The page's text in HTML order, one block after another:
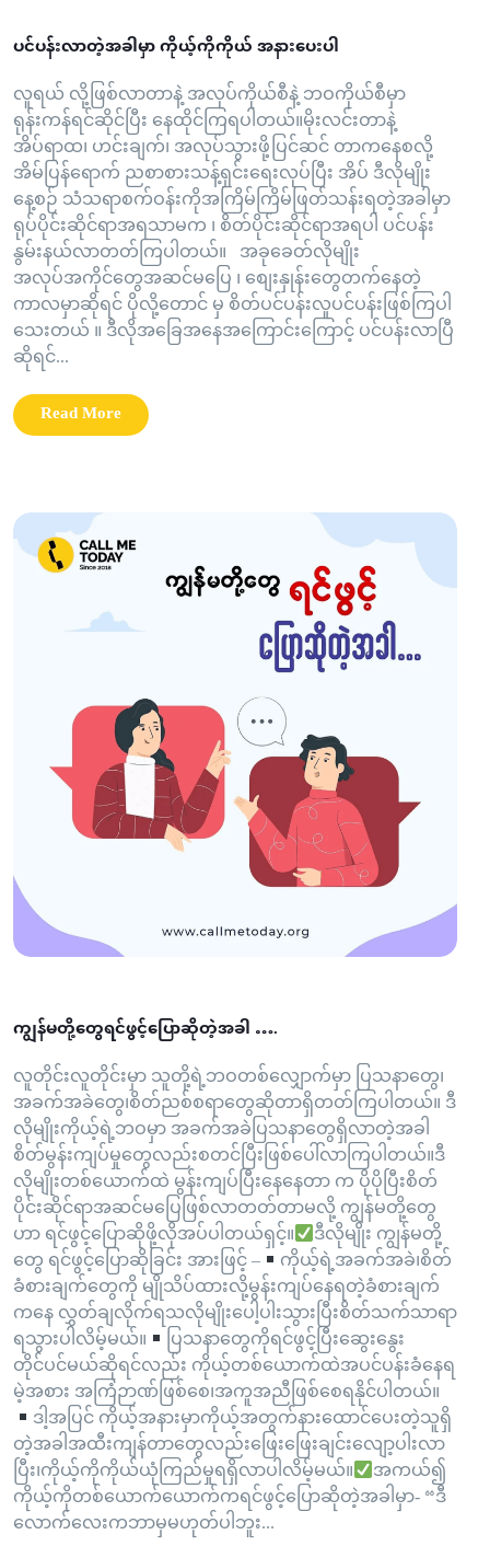
ပင်ပန်းလာတဲ့အခါမှာ ကိုယ့်ကိုကိုယ် အနားပေးပါ
လူရယ် လို့ဖြစ်လာတာနဲ့ အလုပ်ကိုယ်စီနဲ့ ဘဝကိုယ်စီမှာ
ရုန်းကန်ရင်ဆိုင်ပြီး နေထိုင်ကြရပါတယ်။မိုးလင်းတာနဲ့
အိပ်ရာထ၊ ဟင်းချက်၊ အလုပ်သွားဖို့ပြင်ဆင် တာကနေစလို့
အိမ်ပြန်ရောက် ညစာစားသန့်ရှင်းရေးလုပ်ပြီး အိပ် ဒီလိုမျိုး
နေ့စဉ် သံသရာစက်ဝန်းကိုအကြိမ်ကြိမ်ဖြတ်သန်းရတဲ့အခါမှာ
ရုပ်ပိုင်းဆိုင်ရာအရသာမက ၊ စိတ်ပိုင်းဆိုင်ရာအရပါ ပင်ပန်း
နွမ်းနယ်လာတတ်ကြပါတယ်။ အခုခေတ်လိုမျိုး
အလုပ်အကိုင်တွေအဆင်မပြေ ၊ စျေးနှုန်းတွေတက်နေတဲ့
ကာလမှာဆိုရင် ပိုလို့တောင် မှ စိတ်ပင်ပန်းလူပင်ပန်းဖြစ်ကြပါ
သေးတယ် ။ ဒီလိုအခြေအနေအကြောင်းကြောင့် ပင်ပန်းလာပြီ
ဆိုရင်...
Read More
ကျွန်မတို့တွေရင်ဖွင့်ပြောဆိုတဲ့အခါ ….
လူတိုင်းလူတိုင်းမှာ သူတို့ရဲ့ဘဝတစ်လျှောက်မှာ ပြသနာတွေ၊
အခက်အခဲတွေ၊စိတ်ညစ်စရာတွေဆိုတာရှိတတ်ကြပါတယ်။ ဒီ
လိုမျိုးကိုယ့်ရဲ့ဘဝမှာ အခက်အခဲပြသနာတွေရှိလာတဲ့အခါ
စိတ်မွန်းကျပ်မှုတွေလည်းစတင်ပြီးဖြစ်ပေါ်လာကြပါတယ်။ဒီ
လိုမျိုးတစ်ယောက်ထဲ မွန်းကျပ်ပြီးနေနေတာ က ပိုပိုပြီးစိတ်
ပိုင်းဆိုင်ရာအဆင်မပြေဖြစ်လာတတ်တာမလို့ ကျွန်မတို့တွေ
ဟာ ရင်ဖွင့်ပြောဆိုဖို့လိုအပ်ပါတယ်ရှင့်။ ဒီလိုမျိုး ကျွန်မတို့
တွေ ရင်ဖွင့်ပြောဆိုခြင်း အားဖြင့် – ကိုယ့်ရဲ့အခက်အခဲ၊စိတ်
ခံစားချက်တွေကို မျိုသိပ်ထားလို့မွန်းကျပ်နေရတဲ့ခံစားချက်
ကနေ လွှတ်ချလိုက်ရသလိုမျိုးပေါ့ပါးသွားပြီးစိတ်သက်သာရာ
ရသွားပါလိမ့်မယ်။ ပြသနာတွေကိုရင်ဖွင့်ပြီးဆွေးနွေး
တိုင်ပင်မယ်ဆိုရင်လည်း ကိုယ့်တစ်ယောက်ထဲအပင်ပန်းခံနေရ
မဲ့အစား အကြံဉာဏ်ဖြစ်စေ၊အကူအညီဖြစ်စေရနိုင်ပါတယ်။
ဒါ့အပြင် ကိုယ့်အနားမှာကိုယ့်အတွက်နားထောင်ပေးတဲ့သူရှိ
တဲ့အခါအထီးကျန်တာတွေလည်းဖြေးဖြေးချင်းလျော့ပါးလာ
ပြီး၊ကိုယ့်ကိုကိုယ်ယုံကြည်မှုရရှိလာပါလိမ့်မယ်။ အကယ်၍
ကိုယ့်ကိုတစ်ယောက်ယောက်ကရင်ဖွင့်ပြောဆိုတဲ့အခါမှာ- “ဒီ
လောက်လေးကဘာမှမဟုတ်ပါဘူး...